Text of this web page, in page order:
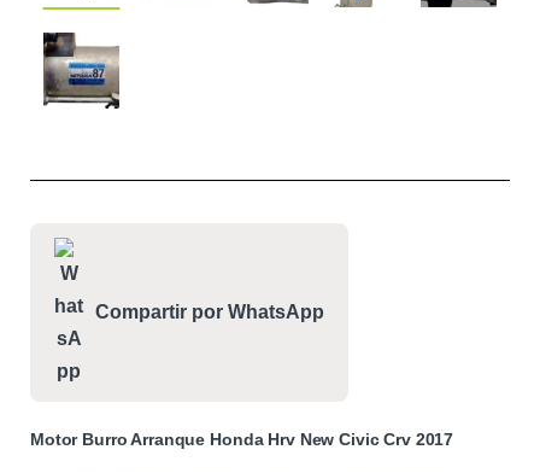
Compartir por WhatsApp
Motor Burro Arranque Honda Hrv New Civic Crv 2017